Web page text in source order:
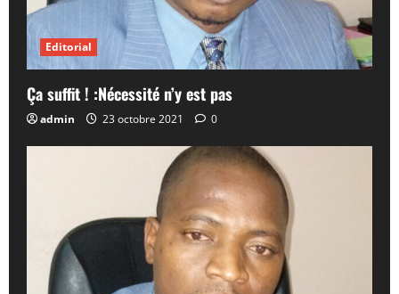
Editorial
Ça suffit ! :Nécessité n’y est pas
admin 23 octobre 2021 0